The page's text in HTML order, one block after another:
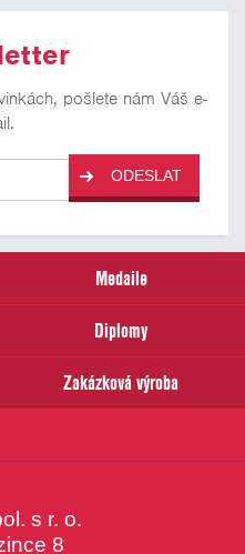
pošlete nám Váš e-
ODESLAT
Medaile
Diplomy
Zakázková výroba
s r. o.
8